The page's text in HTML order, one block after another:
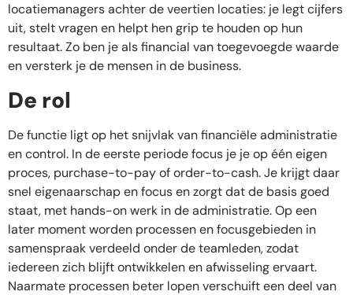
locatiemanagers achter de veertien locaties: je legt cijfers
uit, stelt vragen en helpt hen grip te houden op hun
resultaat. Zo ben je als financial van toegevoegde waarde
en versterk je de mensen in de business.
De rol
De functie ligt op het snijvlak van financiële administratie
en control. In de eerste periode focus je je op één eigen
proces, purchase-to-pay of order-to-cash. Je krijgt daar
snel eigenaarschap en focus en zorgt dat de basis goed
staat, met hands-on werk in de administratie. Op een
later moment worden processen en focusgebieden in
samenspraak verdeeld onder de teamleden, zodat
iedereen zich blijft ontwikkelen en afwisseling ervaart.
Naarmate processen beter lopen verschuift een deel van